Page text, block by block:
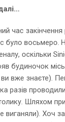
закінчення
було восьмеро.
оскільки
будиночок
ви вже знаєте).
разів
Шляхом
Хоч за